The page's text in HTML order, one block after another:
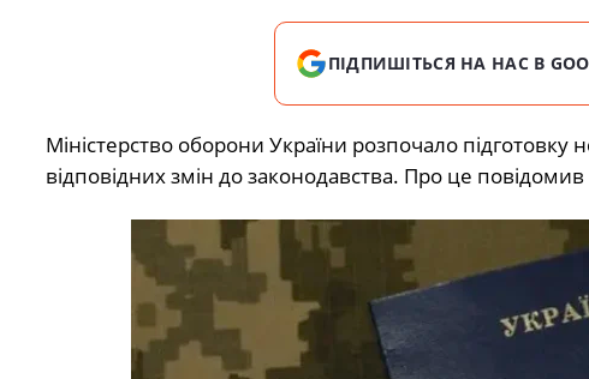
ПІДПИШІТЬСЯ НА НАС В
Міністерство оборони України розпочало підготовку
відповідних змін до законодавства. Про це повідомив